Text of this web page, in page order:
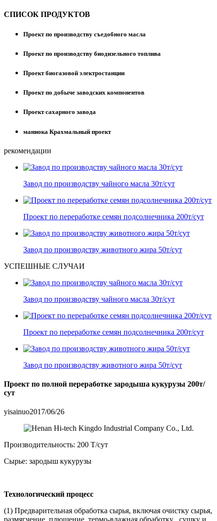
СПИСОК ПРОДУКТОВ
Проект по производству съедобного масла
Проект по производству биодизельного топлива
Проект биогазовой электростанции
Проект по добыче заводских компонентов
Проект сахарного завода
маниока Крахмальный проект
рекомендации
Завод по производству чайного масла 30т/сут
Проект по переработке семян подсолнечника 200т/сут
Завод по производству животного жира 50т/сут
УСПЕШНЫЕ СЛУЧАИ
Завод по производству чайного масла 30т/сут
Проект по переработке семян подсолнечника 200т/сут
Завод по производству животного жира 50т/сут
Проект по полной переработке зародыша кукурузы 200т/
сут
yisainuo2017/06/26
Производительность: 200 T/сут
Сырье: зародыш кукурузы
Технологический процесс
(1) Предварительная обработка сырья, включая очистку сырья,